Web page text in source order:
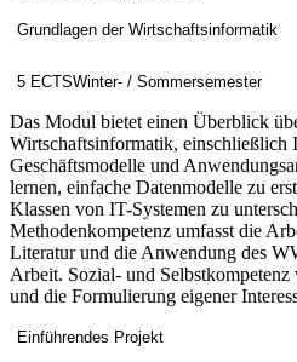
Grundlagen der Wirtschaftsinformatik
5 ECTSWinter- / Sommersemester
Das Modul bietet einen Überblick
Wirtschaftsinformatik, einschließlich
Geschäftsmodelle und
lernen, einfache Datenmodelle zu
Klassen von IT-Systemen zu
Methodenkompetenz umfasst die
Literatur und die Anwendung des
Arbeit. Sozial- und
und die Formulierung eigener
Einführendes Projekt